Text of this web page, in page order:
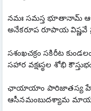
నమః సమస్త భూతానామ్
అనేకరూప రూపాయ విష్ణవే
సశంఖచక్రం సకిరీట
సహార వక్షఃస్థల శోభి
ఛాయాయాం పారిజాతస్య
ఆసీనమంబుదశ్యామ